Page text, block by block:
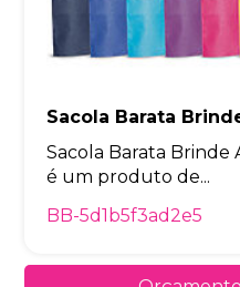
Sacola Barata
Sacola Barata Brinde
é um produto de...
BB-5d1b5f3ad2e5